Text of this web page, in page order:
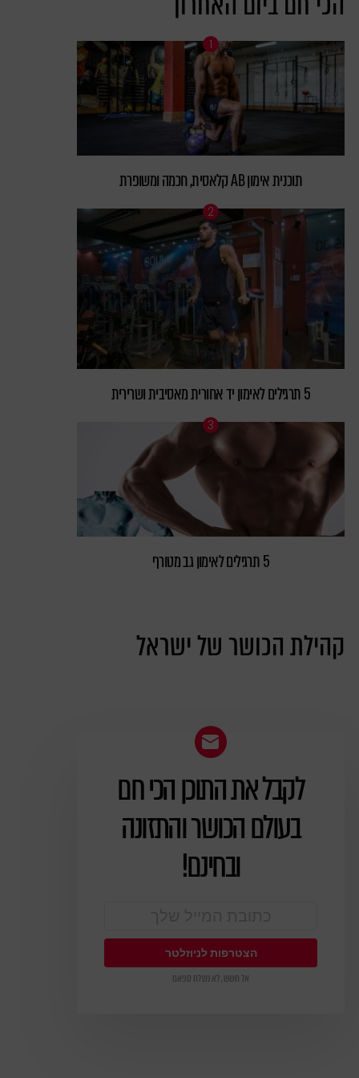
תוכנית אימון AB קלאסית, חכמה ומשופרת
5 תרגילים לאימון יד אחורית מאסיבית ושרירית
5 תרגילים לאימון גב מטורף
קהילת הכושר של ישראל
ניוזלטר
לקבל את התוכן הכי חם
בעולם הכושר והתזונה
ובחינם!
אל חשש, לא נשלח ספאם